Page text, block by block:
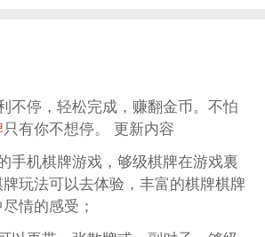
不停，轻松完成，赚翻金币。不怕
只有你不想停。 更新内容
手机棋牌游戏，够级棋牌在游戏裏
玩法可以去体验，丰富的棋牌棋牌
情的感受；